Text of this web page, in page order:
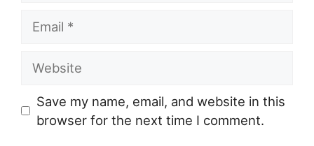
Email
Website
Save my name, email, and website in this
browser for the next time I comment.